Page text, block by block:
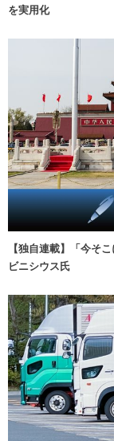
を実用化
【独自連載】「今そ
ビニシウス氏